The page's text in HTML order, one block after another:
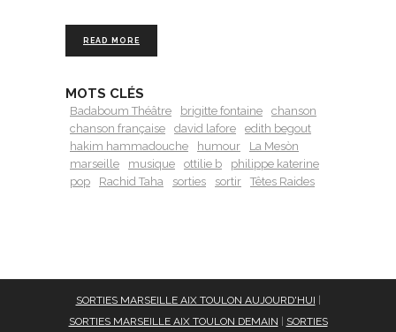
READ MORE
MOTS CLÉS
Badaboum Théâtre brigitte fontaine
chanson
chanson française
david lafore
edith begout
hakim hammadouche
humour
La Mesòn
marseille
musique ottilie b
philippe katerine
pop
Rachid Taha sorties sortir Têtes Raides
SORTIES MARSEILLE AIX TOULON AUJOURD'HUI
SORTIES MARSEILLE AIX TOULON DEMAIN
SORTIES